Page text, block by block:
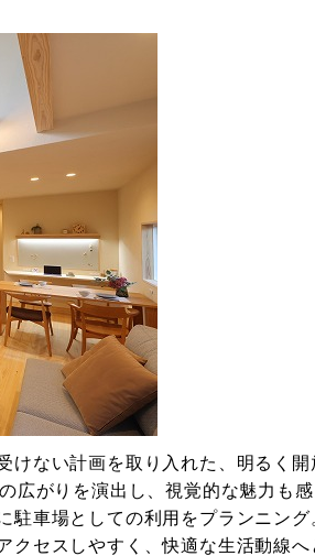
ない計画を取り入れた、明るく開
がりを演出し、視覚的な魅力も感
車場としての利用をプランニング
セスしやすく、快適な生活動線へ